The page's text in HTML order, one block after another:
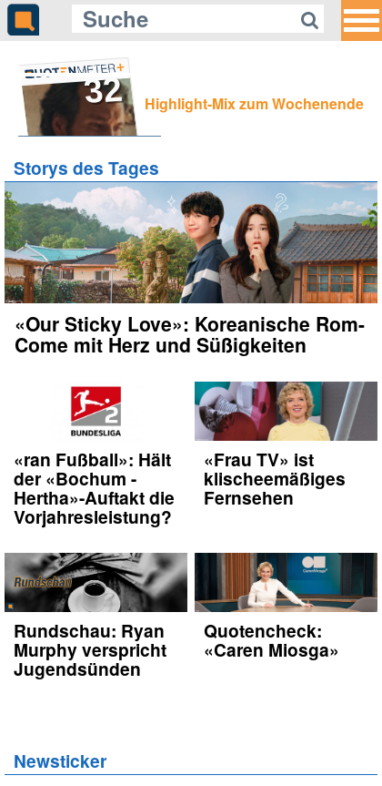
Gleich auf Quotenmeter:
Tango zwischen Lifestyle und
Authentizität
32 Highlight-Mix zum Wochenende
Storys des Tages
«Our Sticky Love»: Koreanische Rom-
Come mit Herz und Süßigkeiten
«ran Fußball»: Hält
der «Bochum -
Hertha»-Auftakt die
Vorjahresleistung?
«Frau TV» ist
klischeemäßiges
Fernsehen
Rundschau: Ryan
Murphy verspricht
Jugendsünden
Quotencheck:
«Caren Miosga»
Newsticker